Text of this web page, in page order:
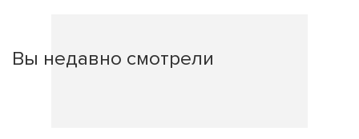
Вы недавно смотрели